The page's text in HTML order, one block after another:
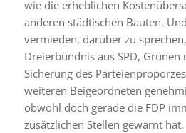
wie die erheblichen
anderen städtischen Bauten.
vermieden, darüber zu
Dreierbündnis aus SPD, Grünen
Sicherung des
weiteren Beigeordneten
obwohl doch gerade die FDP
zusätzlichen Stellen gewarnt hat.